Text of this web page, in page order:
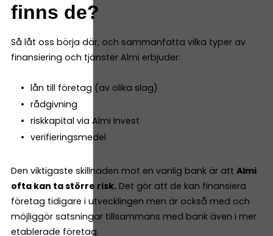
finns de?
Så låt oss börja där, och sammanfatta vilka typer av
finansiering och tjänster Almi erbjuder:
lån till företag (av olika slag)
rådgivning
riskkapital via Almi Invest
verifieringsmedel
Den viktigaste skillnaden mot en vanlig bank är att Almi
ofta kan ta större risk. Det gör att de kan finansiera
företag tidigare i utvecklingen men är också med och
möjliggör satsningar tillsammans med bank även i mer
etablerade företag.